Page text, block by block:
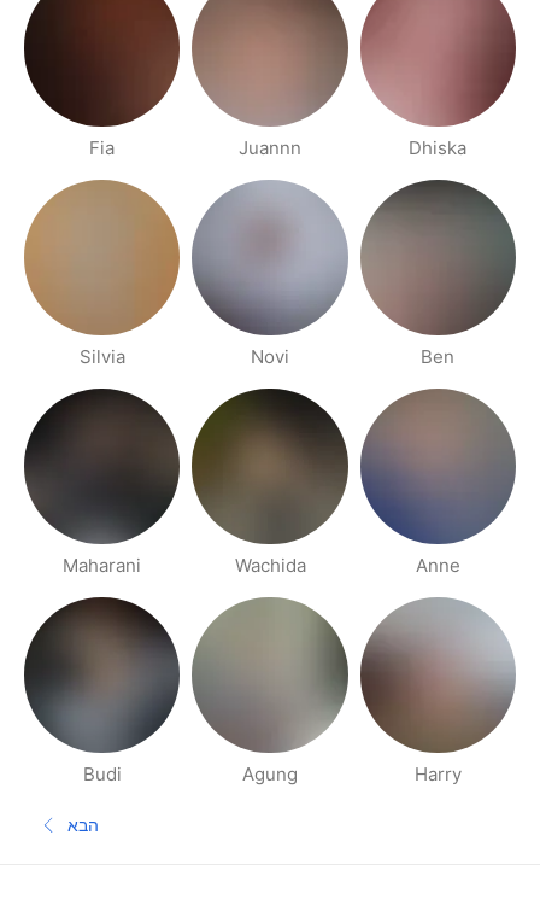
Dhiska
Juannn
Fia
Ben
Novi
Silvia
Anne
Wachida
Maharani
Harry
Agung
Budi
העמוד
הבא